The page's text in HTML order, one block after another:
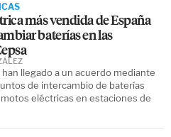
más vendida de España
baterías en las
han llegado a un acuerdo mediante
de intercambio de baterías
eléctricas en estaciones de